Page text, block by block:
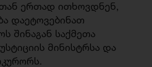
ერთად ითხოვდნენ,
დაეტოვებინათ
შინაგან საქმეთა
მინისტრსა და